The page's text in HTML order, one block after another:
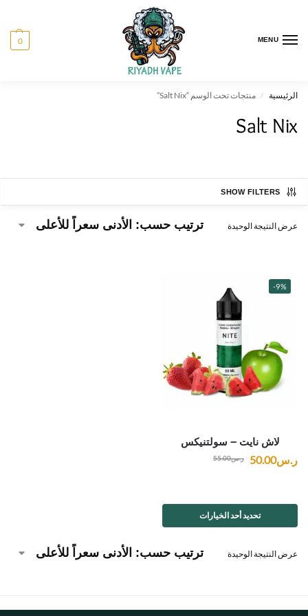
MENU
0
الرئيسية / منتجات تحت الوسم “Salt Nix”
Salt Nix
SHOW FILTERS
عرض النتيجة الوحيدة
-9%
لاش نايت – سولتنيكس
ر.س55.00 ر.س50.00
تحديد أحد الخيارات
عرض النتيجة الوحيدة